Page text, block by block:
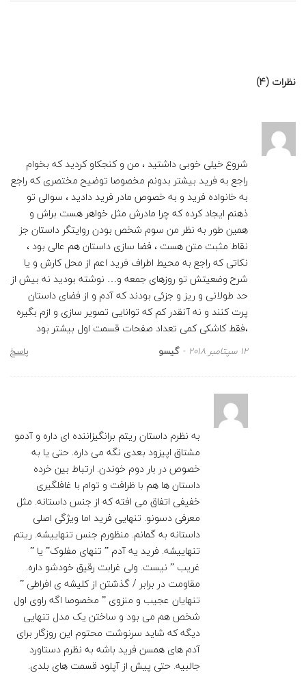
نظرات (4)
شروع خیلی خوبی داشتید ، من و کنجکاو کردید که بخوام
راجع به فرید بیشتر بدونم مخصوصا توضیح مختصری که راجع
به خانواده فرید و به خصوص مادر فرید دادید ، سوالی تو
ذهنم ایجاد کرده که چرا مادرش مثل خواهر هست براش و
همین طور به نظر من سوم شخص بودن روایتگر داستان جز
نقاط مثبت متن هست ، فضا سازی داستان هم عالی بود ،
نکاتی که راجع به محیط اطراف فرید اعم از محل کارش و یا
شرح وضعیتش تو روزهای جمعه و… نوشته بودید نه بیش از
حد طولانی و ریز و جزئی بودند که آدم و از فضای داستان
پرت کنند و نه آنقدر کم که توانایی تصویر سازی و ازم بگیره
،فقط کاشکی کمی تعداد صفحات قسمت اول بیشتر بود
گیسو 12 سپتامبر 2018 پاسخ
به نظرم داستان ریتم برانگیزاننده ای داره و آدمو
مشتاق اپیزود بعدی نگه می داره. حتی یا به
خصوص در بار دوم خوندن. ارتباط بین خرده
داستان ها هم با ظرافت و توام با غافلگیری
خفیفی اتفاق می افته که از جنس داستانه. مثل
معرفی دسونو. تنهایی فرید اما ویژگی اصلی
داستانه به گمانم. منظورم جنس تنهاییشه. ریتم
تنهاییشه. فرید یه آدم ” تنهای مفلوک” یا ”
غریب ” نیست. ولی غرابت رقیق خودشو داره.
مقاومت در برابر / گذشتن از کلیشه ی افراطی ”
تنهایان عجیب و منزوی ” مخصوصا اگه راوی اول
شخص هم می بود و ساختن یک مدل تنهایی
دیگه که شاید سرنوشت محتوم این روزگار برای
آدم های همسن فرید باشه به نظرم دستاورد
جالبیه. حتی پیش از آپلود قسمت های بلدی.